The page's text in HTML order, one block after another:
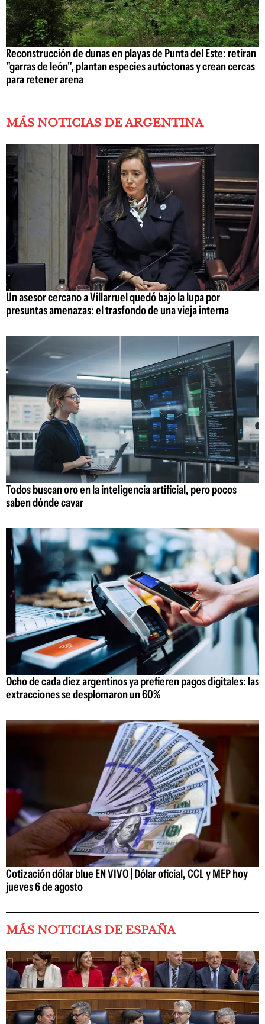
Reconstrucción de dunas en playas de Punta del Este: retiran
"garras de león", plantan especies autóctonas y crean cercas
para retener arena
MÁS NOTICIAS DE ARGENTINA
Un asesor cercano a Villarruel quedó bajo la lupa por
presuntas amenazas: el trasfondo de una vieja interna
Todos buscan oro en la inteligencia artificial, pero pocos
saben dónde cavar
Ocho de cada diez argentinos ya prefieren pagos digitales: las
extracciones se desplomaron un 60%
Cotización dólar blue EN VIVO | Dólar oficial, CCL y MEP hoy
jueves 6 de agosto
MÁS NOTICIAS DE ESPAÑA